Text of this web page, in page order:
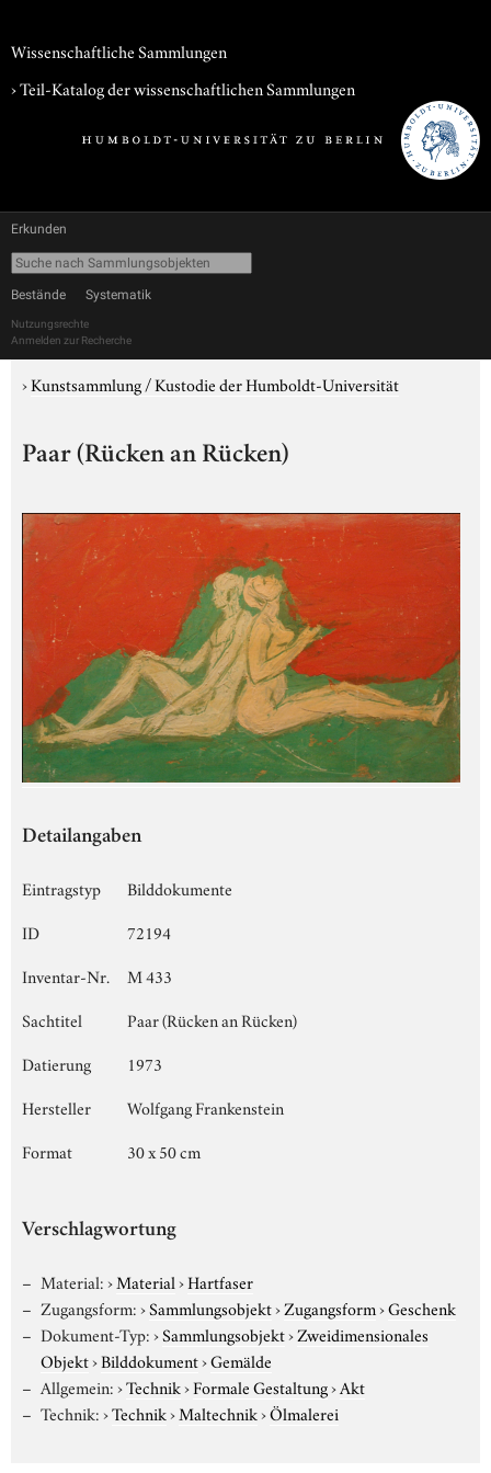
Wissenschaftliche Sammlungen
› Teil-Katalog der wissenschaftlichen Sammlungen
Erkunden
Bestände Systematik
Nutzungsrechte
Anmelden zur Recherche
›Kunstsammlung / Kustodie der Humboldt-Universität
Paar (Rücken an Rücken)
Detailangaben
Eintragstyp
Bilddokumente
ID
72194
Inventar-Nr.
M 433
Sachtitel
Paar (Rücken an Rücken)
Datierung
1973
Hersteller
Wolfgang Frankenstein
Format
30 x 50 cm
Verschlagwortung
Material:›Material›Hartfaser
Zugangsform:›Sammlungsobjekt›Zugangsform›Geschenk
Dokument-Typ:›Sammlungsobjekt›Zweidimensionales
Objekt›Bilddokument›Gemälde
Allgemein:›Technik›Formale Gestaltung›Akt
Technik:›Technik›Maltechnik›Ölmalerei